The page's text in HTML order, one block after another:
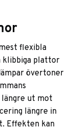
flexibla
klibbiga plattor
övertoner
längre ut mot
längre in
Effekten kan